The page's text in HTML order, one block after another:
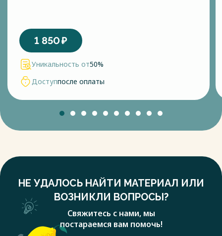
1 850₽
Уникальность от50%
Доступпосле оплаты
НЕ УДАЛОСЬ НАЙТИ МАТЕРИАЛ ИЛИ
ВОЗНИКЛИ ВОПРОСЫ?
Свяжитесь с нами, мы
постараемся вам помочь!